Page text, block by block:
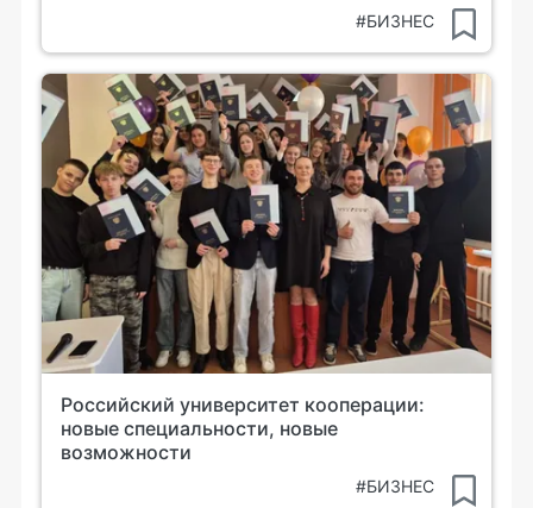
#БИЗНЕС
Российский университет кооперации:
новые специальности, новые
возможности
#БИЗНЕС